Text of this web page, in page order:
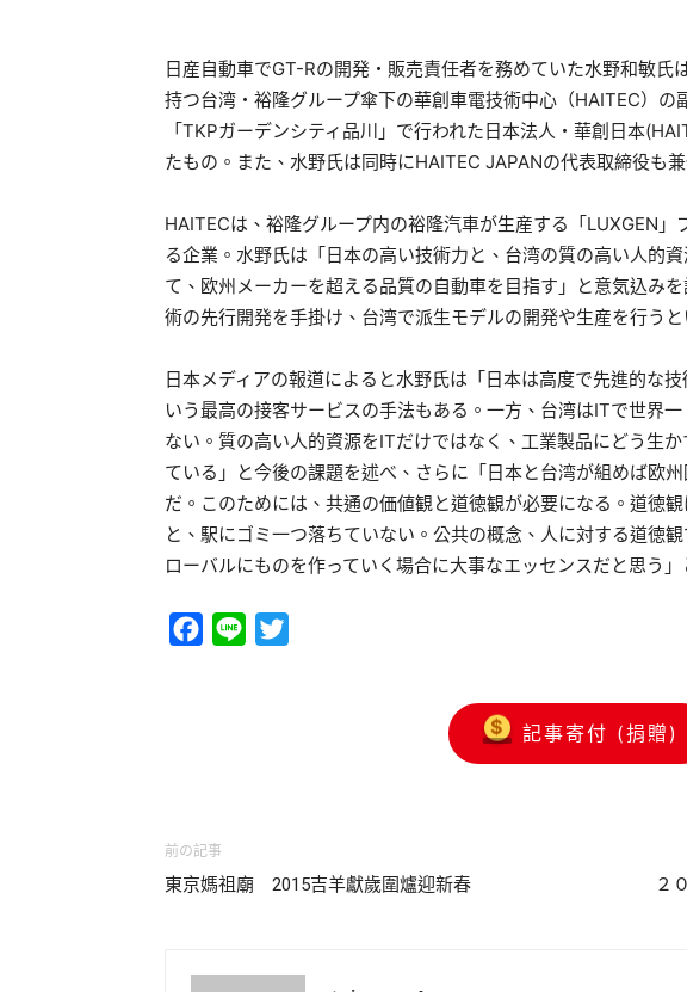
日産自動車でGT-Rの開発・販売責任者を務めていた水野和敏氏
持つ台湾・裕隆グループ傘下の華創車電技術中心（HAITEC）の
「TKPガーデンシティ品川」で行われた日本法人・華創日本
たもの。また、水野氏は同時にHAITEC JAPANの代表取締役も兼
HAITECは、裕隆グループ内の裕隆汽車が生産する「LUXGEN
る企業。水野氏は「日本の高い技術力と、台湾の質の高い人的
て、欧州メーカーを超える品質の自動車を目指す」と意気込み
術の先行開発を手掛け、台湾で派生モデルの開発や生産を行うと
日本メディアの報道によると水野氏は「日本は高度で先進的な
いう最高の接客サービスの手法もある。一方、台湾はITで世界
ない。質の高い人的資源をITだけではなく、工業製品にどう生
ている」と今後の課題を述べ、さらに「日本と台湾が組めば欧
だ。このためには、共通の価値観と道徳観が必要になる。道徳
と、駅にゴミ一つ落ちていない。公共の概念、人に対する道徳
ローバルにものを作っていく場合に大事なエッセンスだと思う
Facebook
Line
記事寄付 (捐贈)
前の記事
東京媽祖廟 2015吉羊獻歲圍爐迎新春 ２